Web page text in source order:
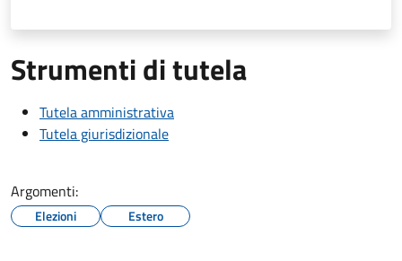
Strumenti di tutela
Tutela amministrativa
Tutela giurisdizionale
Argomenti:
Elezioni Estero